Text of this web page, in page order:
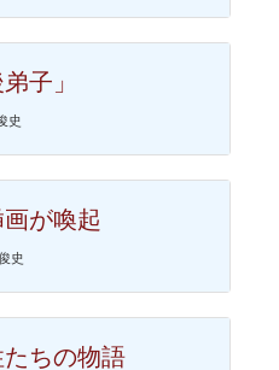
子」
史
画が喚起
史
ちの物語